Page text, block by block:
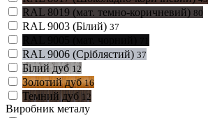
RAL 8019 (мат. темно-коричневий) 80
RAL 9003 (Білий) 37
RAL 9006 (Сріблястий) 37
Білий дуб 12
Золотий дуб16
Темний дуб 12
Виробник металу